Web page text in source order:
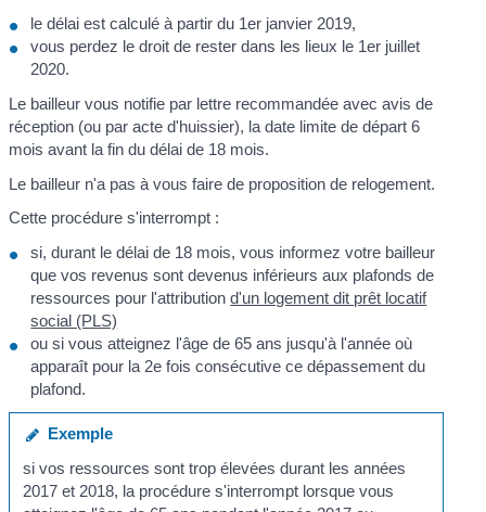
le délai est calculé à partir du 1er janvier 2019,
vous perdez le droit de rester dans les lieux le 1er juillet
2020.
Le bailleur vous notifie par lettre recommandée avec avis de
réception (ou par acte d'huissier), la date limite de départ 6
mois avant la fin du délai de 18 mois.
Le bailleur n'a pas à vous faire de proposition de relogement.
Cette procédure s'interrompt :
si, durant le délai de 18 mois, vous informez votre bailleur
que vos revenus sont devenus inférieurs aux plafonds de
ressources pour l'attributiond'un logement dit prêt locatif
social (PLS)
ou si vous atteignez l'âge de 65 ans jusqu'à l'année où
apparaît pour la 2e fois consécutive ce dépassement du
plafond.
Exemple
si vos ressources sont trop élevées durant les années
2017 et 2018, la procédure s'interrompt lorsque vous